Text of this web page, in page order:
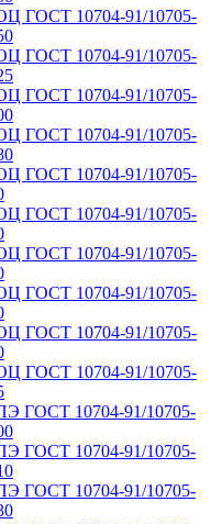
ГОСТ 10704-91/10705-
ГОСТ 10704-91/10705-
ГОСТ 10704-91/10705-
ГОСТ 10704-91/10705-
ГОСТ 10704-91/10705-
ГОСТ 10704-91/10705-
ГОСТ 10704-91/10705-
ГОСТ 10704-91/10705-
ГОСТ 10704-91/10705-
ГОСТ 10704-91/10705-
ГОСТ 10704-91/10705-
ГОСТ 10704-91/10705-
ГОСТ 10704-91/10705-